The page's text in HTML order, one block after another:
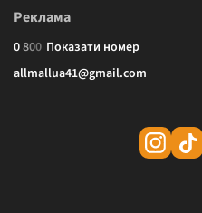
Реклама
0800 Показати номер
allmallua41@gmail.com